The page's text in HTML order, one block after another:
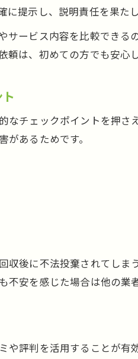
不用品回収で部屋と心のスト
不用品回収が精神状態に与
汚い部屋から回復する不用
不用品回収利用でセルフケア
提示し、説明責任を果たし
サービス内容を比較でき
は、初めての方でも安心
チェックポイントを押
あるためです。
後に不法投棄されてし
安を感じた場合は他の業
評判を活用することが